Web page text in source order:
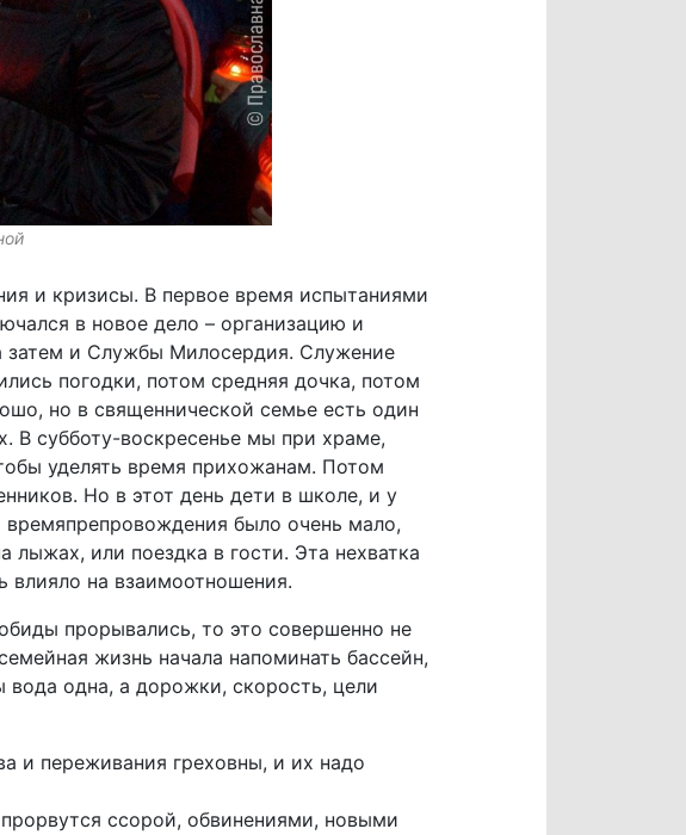
и кризисы. В первое время испытаниями
в новое дело – организацию и
затем и Службы Милосердия. Служение
погодки, потом средняя дочка, потом
но в священнической семье есть один
В субботу-воскресенье мы при храме,
уделять время прихожанам. Потом
Но в этот день дети в школе, и у
было очень мало,
или поездка в гости. Эта нехватка
влияло на взаимоотношения.
прорывались, то это совершенно не
жизнь начала напоминать бассейн,
одна, а дорожки, скорость, цели
и переживания греховны, и их надо
ссорой, обвинениями, новыми